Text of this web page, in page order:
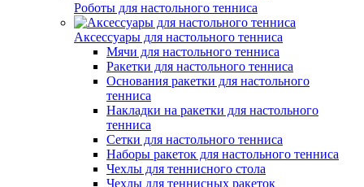
Роботы для настольного тенниса
Аксессуары для настольного тенниса
Мячи для настольного тенниса
Ракетки для настольного тенниса
Основания ракетки для настольного
тенниса
Накладки на ракетки для настольного
тенниса
Сетки для настольного тенниса
Наборы ракеток для настольного тенниса
Чехлы для теннисного стола
Чехлы для теннисных ракеток